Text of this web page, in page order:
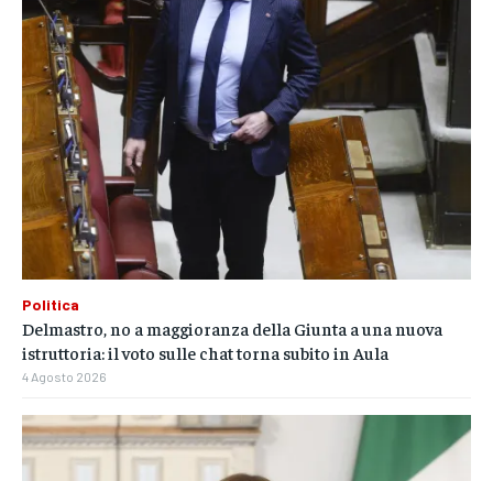
Politica
Delmastro, no a maggioranza della Giunta a una nuova
istruttoria: il voto sulle chat torna subito in Aula
4 Agosto 2026